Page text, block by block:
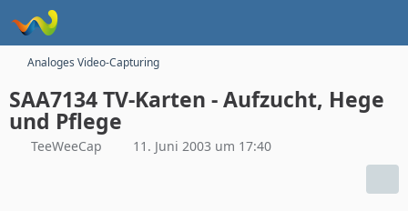
Analoges Video-Capturing
SAA7134 TV-Karten - Aufzucht, Hege
und Pflege
TeeWeeCap 11. Juni 2003 um 17:40